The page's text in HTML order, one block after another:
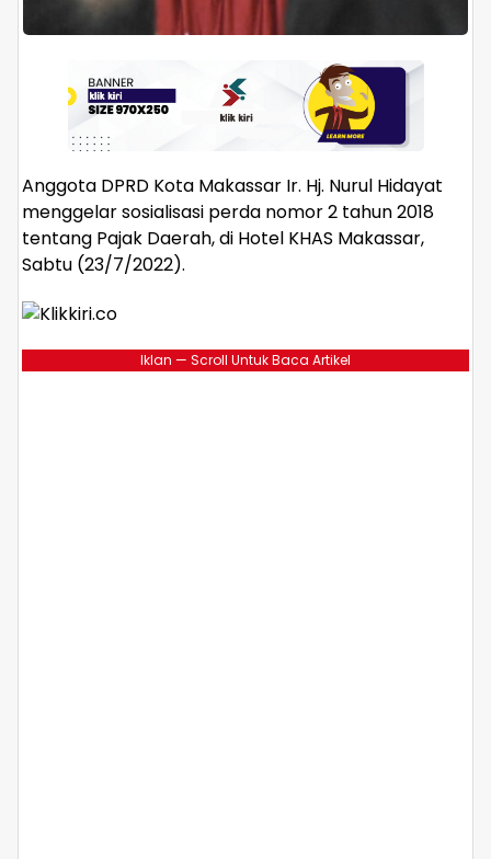
Anggota DPRD Kota Makassar Ir. Hj. Nurul Hidayat
menggelar sosialisasi perda nomor 2 tahun 2018
tentang Pajak Daerah, di Hotel KHAS Makassar,
Sabtu (23/7/2022).
Iklan — Scroll Untuk Baca Artikel